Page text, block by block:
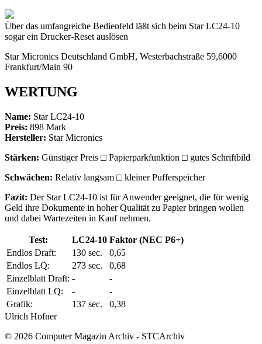
Über das umfangreiche Bedienfeld läßt sich beim Star LC24-10
sogar ein Drucker-Reset auslösen
Star Micronics Deutschland GmbH, Westerbachstraße 59,6000
Frankfurt/Main 90
WERTUNG
Name: Star LC24-10
Preis: 898 Mark
Hersteller: Star Micronics
Stärken: Günstiger Preis □ Papierparkfunktion □ gutes Schriftbild
Schwächen: Relativ langsam □ kleiner Pufferspeicher
Fazit: Der Star LC24-10 ist für Anwender geeignet, die für wenig
Geld ihre Dokumente in hoher Qualität zu Papier bringen wollen
und dabei Wartezeiten in Kauf nehmen.
Test: LC24-10 Faktor (NEC P6+)
Endlos Draft:
130 sec.
0,65
Endlos LQ:
273 sec.
0,68
Einzelblatt Draft: -
-
Einzelblatt LQ:
-
-
Grafik:
137 sec.
0,38
Ulrich Hofner
© 2026 Computer Magazin Archiv - STCArchiv